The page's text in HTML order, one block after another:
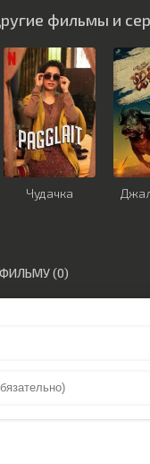
фильмы и
Чудачка
(0)